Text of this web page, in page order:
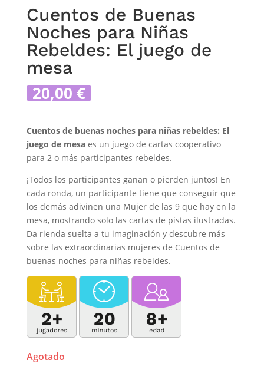
Cuentos de Buenas
Noches para Niñas
Rebeldes: El juego de
mesa
20,00 €
Cuentos de buenas noches para niñas rebeldes: El
juego de mesaes un juego de cartas cooperativo
para 2 o más participantes rebeldes.
¡Todos los participantes ganan o pierden juntos! En
cada ronda, un participante tiene que conseguir que
los demás adivinen una Mujer de las 9 que hay en la
mesa, mostrando solo las cartas de pistas ilustradas.
Da rienda suelta a tu imaginación y descubre más
sobre las extraordinarias mujeres de Cuentos de
buenas noches para niñas rebeldes.
Agotado